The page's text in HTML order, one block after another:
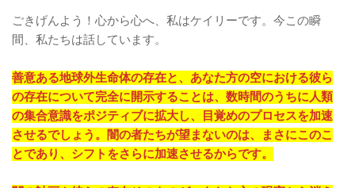
ごきげんよう！心から心へ、私はケイリーです。今この瞬
間、私たちは話しています。
善意ある地球外生命体の存在と、あなた方の空における彼ら
の存在について完全に開示することは、数時間のうちに人類
の集合意識をポジティブに拡大し、目覚めのプロセスを加速
させるでしょう。闇の者たちが望まないのは、まさにこのこ
とであり、シフトをさらに加速させるからです。